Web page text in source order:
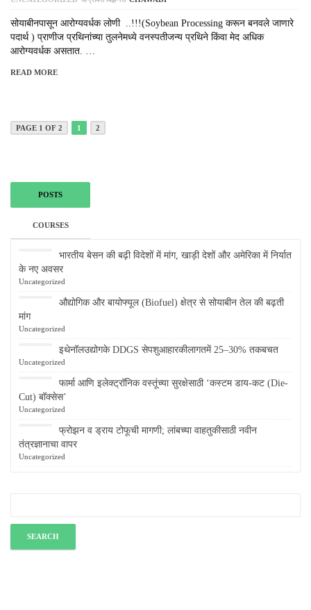
सोयाबीनपासून आरोग्यवर्धक लोणी ..!!!(Soybean Processing करून बनवले जाणारे
पदार्थ ) प्राणीज प्रथिनांच्या तुलनेमध्ये वनस्पतीजन्य प्रथिने किंवा मेद अधिक
आरोग्यवर्धक असतात. …
READ MORE
PAGE 1 OF 2 1 2
POSTS
COURSES
भारतीय बेसन की बढ़ी विदेशों में मांग, खाड़ी देशों और अमेरिका में निर्यात
के नए अवसर
Uncategorized
औद्योगिक और बायोफ्यूल (Biofuel) क्षेत्र से सोयाबीन तेल की बढ़ती
मांग
Uncategorized
इथेनॉलउद्योगके DDGS सेपशुआहारकीलागतमें 25–30% तकबचत
Uncategorized
फार्मा आणि इलेक्ट्रॉनिक वस्तूंच्या सुरक्षेसाठी ‘कस्टम डाय-कट (Die-
Cut) बॉक्सेस’
Uncategorized
फ्रोझन व ड्राय टोफूची मागणी; लांबच्या वाहतुकीसाठी नवीन
तंत्रज्ञानाचा वापर
Uncategorized